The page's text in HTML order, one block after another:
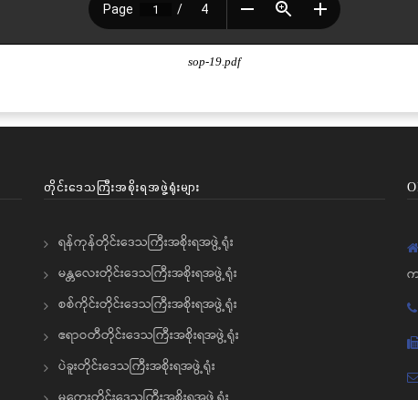
sop-19.pdf
တိုင်းဒေသကြီးအစိုးရအဖွဲ့ရုံးများ
ရန်ကုန်တိုင်းဒေသကြီးအစိုးရအဖွဲ့ရုံး
မန္တလေးတိုင်းဒေသကြီးအစိုးရအဖွဲ့ရုံး
စစ်ကိုင်းတိုင်းဒေသကြီးအစိုးရအဖွဲ့ရုံး
ဧရာဝတီတိုင်းဒေသကြီးအစိုးရအဖွဲ့ရုံး
ပဲခူးတိုင်းဒေသကြီးအစိုးရအဖွဲ့ရုံး